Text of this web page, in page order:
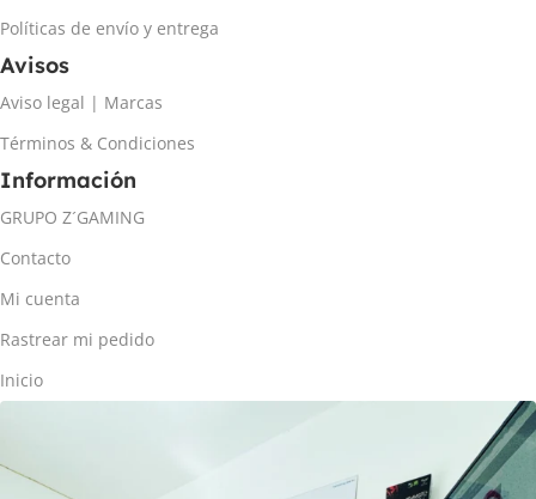
Políticas de envío y entrega
Avisos
Aviso legal | Marcas
Términos & Condiciones
Información
GRUPO Z´GAMING
Contacto
Mi cuenta
Rastrear mi pedido
Inicio